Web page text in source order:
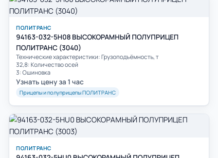
ПОЛИТРАНС
94163-032-5H08 ВЫСОКОРАМНЫЙ ПОЛУПРИЦЕП
ПОЛИТРАНС (3040)
Технические характеристики: Грузоподъёмность, т
32,8: Количество осей
3: Ошиновка
Узнать цену за 1 час
Прицепы и полуприцепы ПОЛИТРАНС
ПОЛИТРАНС